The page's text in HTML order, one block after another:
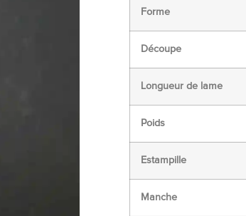
Forme
Découpe
Longueur de lame
Poids
Estampille
Manche